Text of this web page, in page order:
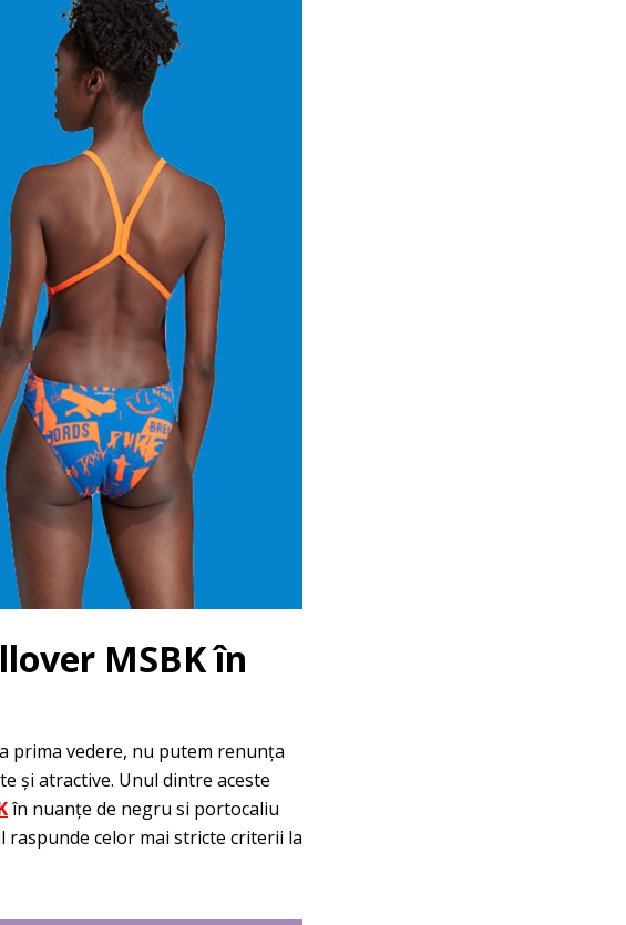
MSBK în
prima vedere, nu putem renunța
și atractive. Unul dintre aceste
în nuanțe de negru si portocaliu
raspunde celor mai stricte criterii la